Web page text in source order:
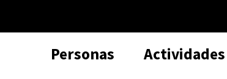
Personas Actividades